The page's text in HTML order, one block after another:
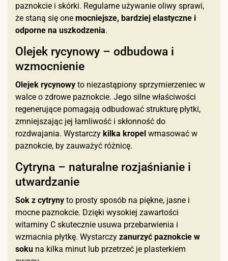
paznokcie i skórki. Regularne używanie oliwy sprawi,
że staną się one mocniejsze, bardziej elastyczne i
odporne na uszkodzenia.
Olejek rycynowy – odbudowa i
wzmocnienie
Olejek rycynowy to niezastąpiony sprzymierzeniec w
walce o zdrowe paznokcie. Jego silne właściwości
regenerujące pomagają odbudować strukturę płytki,
zmniejszając jej łamliwość i skłonność do
rozdwajania. Wystarczy kilka kropel wmasować w
paznokcie, by zauważyć różnicę.
Cytryna – naturalne rozjaśnianie i
utwardzanie
Sok z cytryny to prosty sposób na piękne, jasne i
mocne paznokcie. Dzięki wysokiej zawartości
witaminy C skutecznie usuwa przebarwienia i
wzmacnia płytkę. Wystarczy zanurzyć paznokcie w
soku na kilka minut lub przetrzeć je plasterkiem